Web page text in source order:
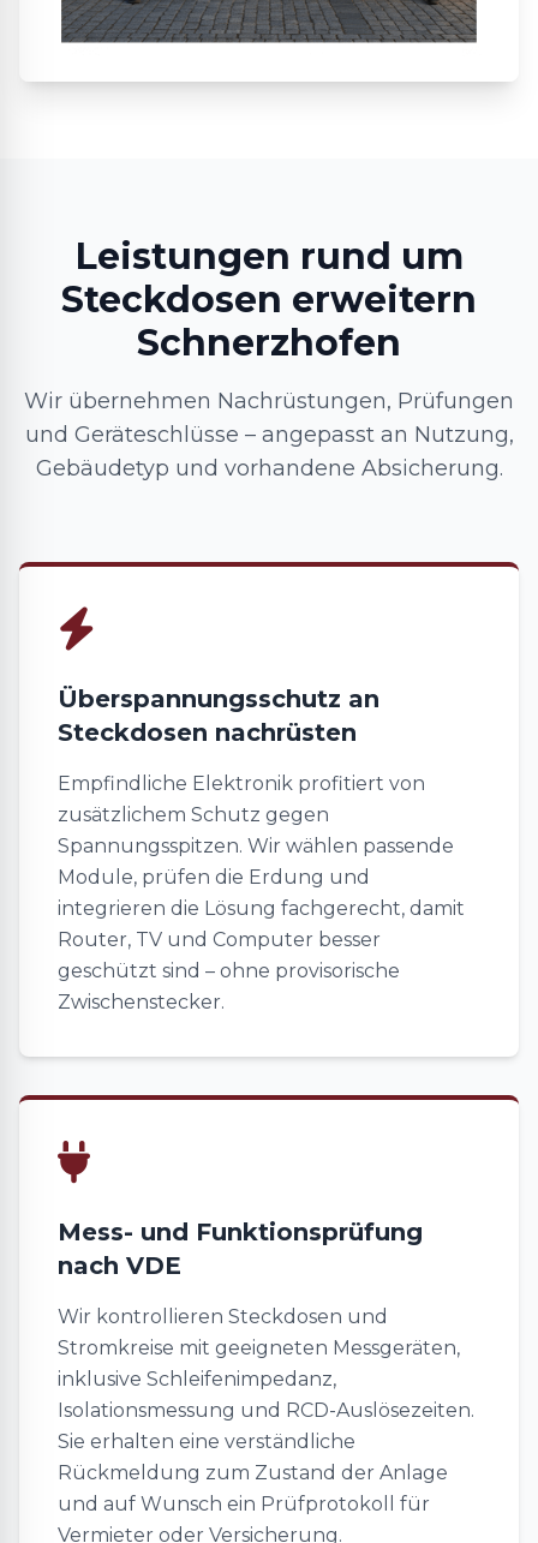
Leistungen rund um
Steckdosen erweitern
Schnerzhofen
Wir übernehmen Nachrüstungen, Prüfungen
und Geräteschlüsse – angepasst an Nutzung,
Gebäudetyp und vorhandene Absicherung.
Überspannungsschutz an
Steckdosen nachrüsten
Empfindliche Elektronik profitiert von
zusätzlichem Schutz gegen
Spannungsspitzen. Wir wählen passende
Module, prüfen die Erdung und
integrieren die Lösung fachgerecht, damit
Router, TV und Computer besser
geschützt sind – ohne provisorische
Zwischenstecker.
Mess- und Funktionsprüfung
nach VDE
Wir kontrollieren Steckdosen und
Stromkreise mit geeigneten Messgeräten,
inklusive Schleifenimpedanz,
Isolationsmessung und RCD-Auslösezeiten.
Sie erhalten eine verständliche
Rückmeldung zum Zustand der Anlage
und auf Wunsch ein Prüfprotokoll für
Vermieter oder Versicherung.